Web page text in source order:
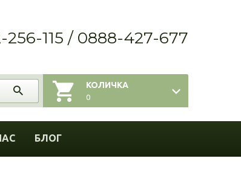
256-115 / 0888-427-677
КОЛИЧКА
0
БЛОГ